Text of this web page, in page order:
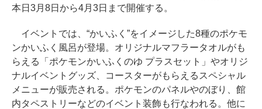
本日3月8日から4月3日まで開催する。
イベントでは、“かいふく”をイメージした8種のポケモ
ンかいふく風呂が登場。オリジナルマフラータオルがも
らえる「ポケモンかいふくのゆ プラスセット」やオリジ
ナルイベントグッズ、コースターがもらえるスペシャル
メニューが販売される。ポケモンのパネルやのぼり、館
内タペストリーなどのイベント装飾も行なわれる。他に